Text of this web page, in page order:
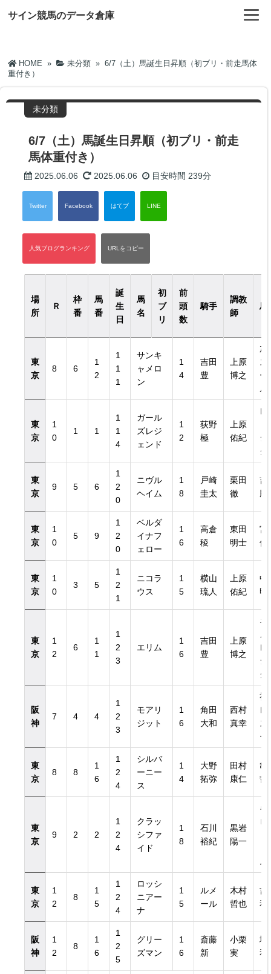
サイン競馬のデータ倉庫
HOME » 未分類 » 6/7（土）馬誕生日昇順（初ブリ・前走馬体
重付き）
未分類
6/7（土）馬誕生日昇順（初ブリ・前走
馬体重付き）
2025.06.06 2025.06.06 目安時間 239分
場
所
Ｒ
枠
番
馬
番
誕
生
日
馬
名
初
ブ
リ
前
頭
数
騎手
調教
師
馬
東
京
8 6
1
2
1
1
1
サンキ
ャメロ
ン
1
4
吉田
豊
上原
博之
加
ス
ー
ル
東
京
1
0
1 1
1
1
4
ガール
ズレジ
ェンド
1
2
荻野
極
上原
佑紀
レ
ジ
ク
東
京
9 5 6
1
2
0
ニヴル
ヘイム
1
8
戸崎
圭太
栗田
徹
吉
勝
東
京
1
0
5 9
1
2
0
ベルダ
イナフ
ェロー
1
6
高倉
稜
東田
明士
宮
俊
東
京
1
0
3 5
1
2
1
ニコラ
ウス
1
5
横山
琉人
上原
佑紀
中
明
東
京
1
2
6
1
1
1
2
3
エリム
1
6
吉田
豊
上原
博之
ネ
レ
シ
グ
阪
神
7 4 4
1
2
3
モアリ
ジット
1
6
角田
大和
西村
真幸
社
レ
ス
ー
東
京
8 8
1
6
1
2
4
シルバ
ーニー
ス
1
4
大野
拓弥
田村
康仁
亀
哲
東
京
9 2 2
1
2
4
クラッ
シファ
イド
1
8
石川
裕紀
黒岩
陽一
キ
ロ
ム
東
京
1
2
8
1
5
1
2
4
ロッシ
ニアー
ナ
1
5
ルメ
ール
木村
哲也
吉
和
阪
神
1
2
8
1
6
1
2
5
グリー
ズマン
1
6
斎藤
新
小栗
実
増
和